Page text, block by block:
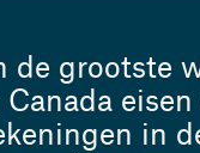
de grootste
Canada
in